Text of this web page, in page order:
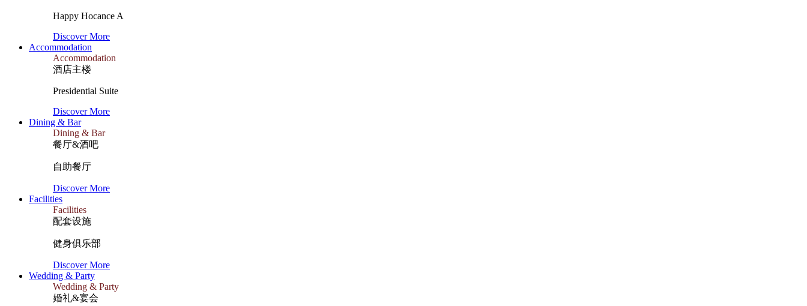
Happy Hocance A
Discover More
Accommodation
Accommodation
酒店主楼
Presidential Suite
Discover More
Dining & Bar
Dining & Bar
餐厅&酒吧
自助餐厅
Discover More
Facilities
Facilities
配套设施
健身俱乐部
Discover More
Wedding & Party
Wedding & Party
婚礼&宴会